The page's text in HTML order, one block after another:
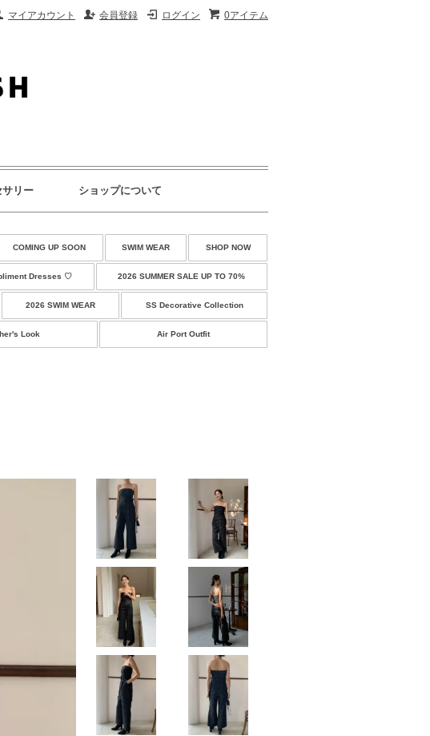
0アイテム
ログイン
会員登録
マイアカウント
サリー ショップについて
COMING UP SOON SWIM WEAR SHOP NOW
Dresses ♡ 2026 SUMMER SALE UP TO 70%
2026 SWIM WEAR SS Decorative Collection
Look Air Port Outfit